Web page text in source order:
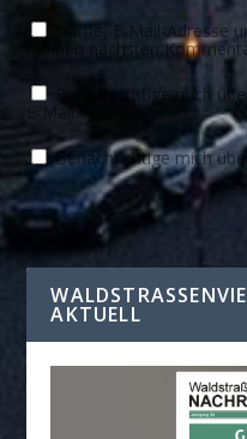
Name, E-Mail-Adresse
meinen nächsten
Benachrichtige mich
E-Mail.
Benachrichtige mich
KTUELL